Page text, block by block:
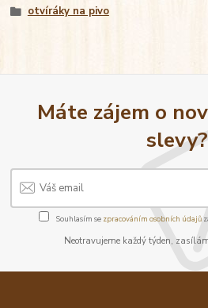
otvíráky na pivo
Máte zájem o
slevy?
Souhlasím se zpracováním osobních údajů
Neotravujeme každý týden,